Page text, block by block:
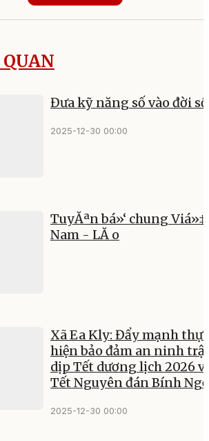
Đưa kỹ năng số vào đời
2025-12-30 00:00
TuyĂªn bá»‘ chung
Nam - LĂ o
Xã Ea Kly: Đẩy mạnh thực
hiện bảo đảm an ninh
dịp Tết dương lịch 2026
Tết Nguyên đán Bính Ngọ
2025-12-30 00:00